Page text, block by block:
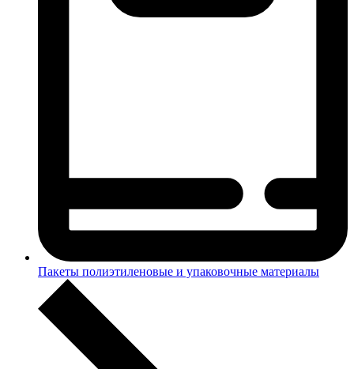
Пакеты полиэтиленовые и упаковочные материалы